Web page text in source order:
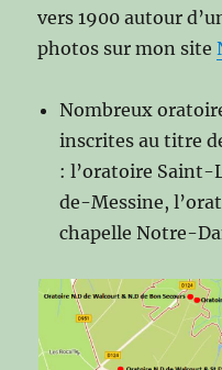
vers 1900 autour
photos sur mon site
Nombreux
inscrites au titre
: l’oratoire
de-Messine,
chapelle Notre-